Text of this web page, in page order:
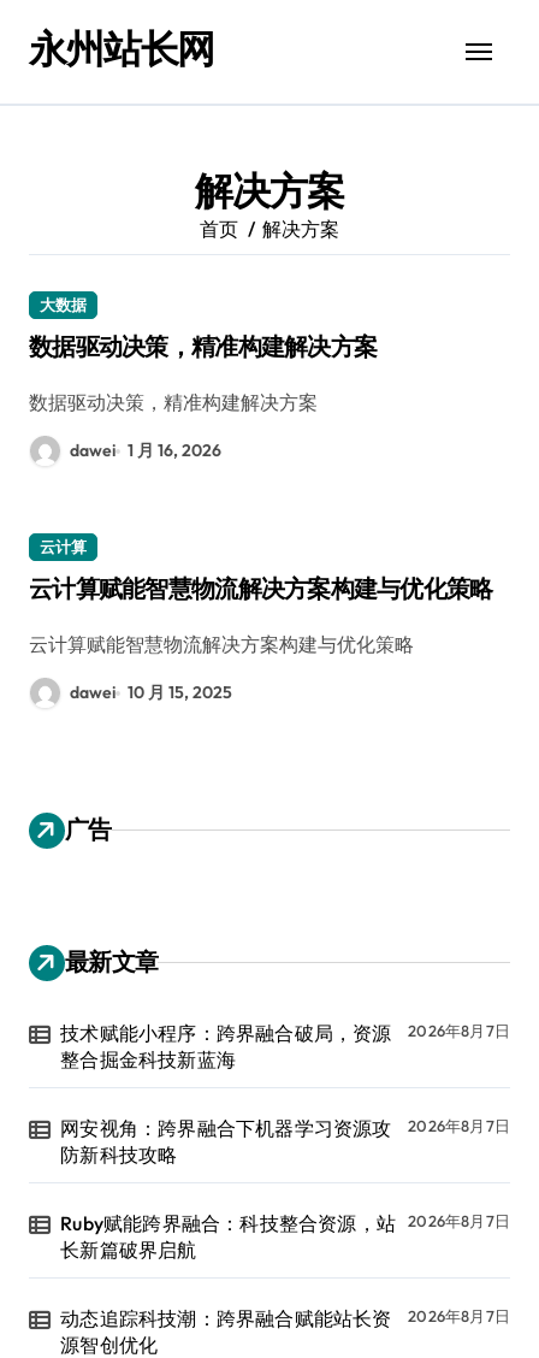
永州站长网
解决方案
首页 解决方案
大数据
数据驱动决策，精准构建解决方案
数据驱动决策，精准构建解决方案
dawei 1 月 16, 2026
云计算
云计算赋能智慧物流解决方案构建与优化策略
云计算赋能智慧物流解决方案构建与优化策略
dawei 10 月 15, 2025
广告
最新文章
技术赋能小程序：跨界融合破局，资源
整合掘金科技新蓝海
2026年8月7日
网安视角：跨界融合下机器学习资源攻
防新科技攻略
2026年8月7日
Ruby赋能跨界融合：科技整合资源，站
长新篇破界启航
2026年8月7日
动态追踪科技潮：跨界融合赋能站长资
源智创优化
2026年8月7日